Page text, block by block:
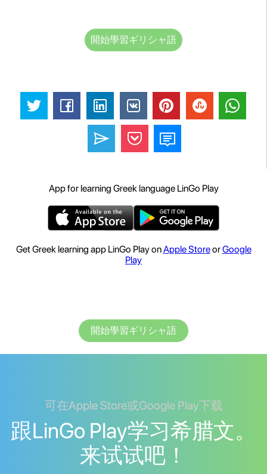
開始學習ギリシャ語
App for learning Greek language LinGo Play
Get Greek learning app LinGo Play onApple StoreorGoogle
Play
開始學習ギリシャ語
可在Apple Store或Google Play下载
跟LinGo Play学习希腊文。
来试试吧！